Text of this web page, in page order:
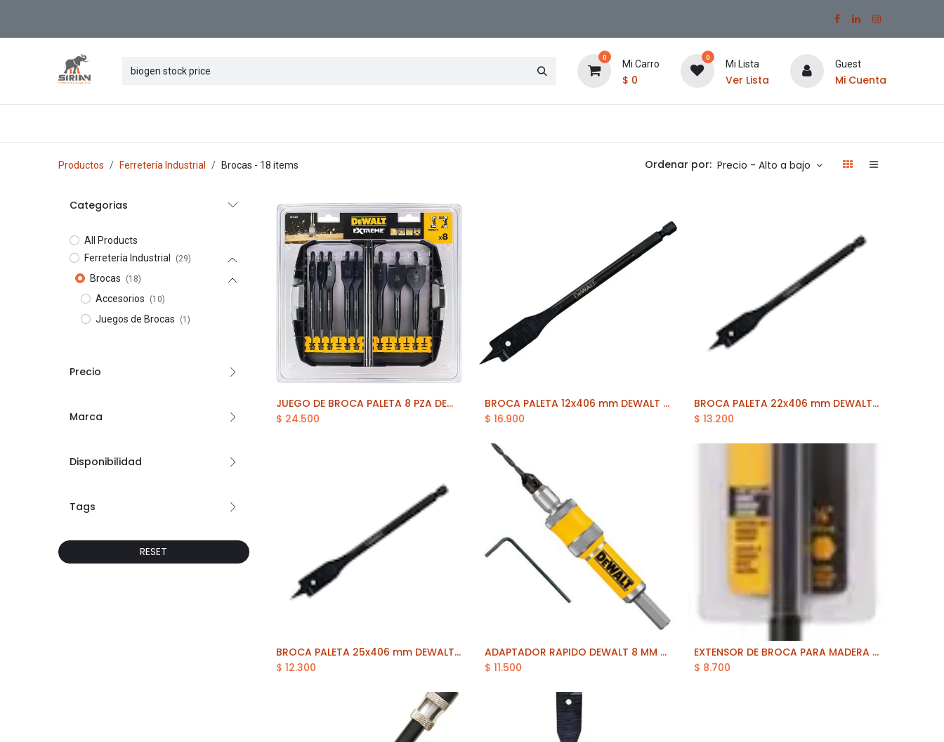
0
Mi Carro
$ 0
0
Mi Lista
Ver Lista
Guest
Mi Cuenta
Productos Ferretería Industrial Brocas - 18 items Ordenar por: Precio - Alto a bajo
Categorias
All Products
Ferretería Industrial
(29)
Brocas (18)
Accesorios (10)
Juegos de Brocas (1)
Precio
Marca
Disponibilidad
Tags
RESET
Añadir al carrito
JUEGO DE BROCA PALETA 8 PZA DEWALT (DT7943B-QZ)
$ 24.500
BROCA PALETA 12x406 mm DEWALT (DT4781-QZ)
$16.900
BROCA PALETA 22x406 mm DEWALT (DT4786-QZ)
$ 13.200
BROCA PALETA 25x406 mm DEWALT (DT4788-QZ)
$ 12.300
Añadir al carrito
ADAPTADOR RAPIDO DEWALT 8 MM (DW2701)
$11.500
Añadir al carrito
EXTENSOR DE BROCA PARA MADERA 12" DEWALT (DW1589)
$ 8.700